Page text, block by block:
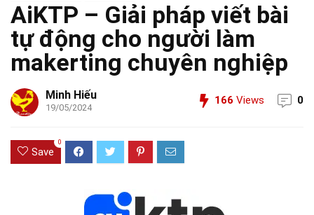
AiKTP – Giải pháp viết bài
tự động cho người làm
makerting chuyên nghiệp
Minh Hiếu
19/05/2024
166 Views 0
Save
0